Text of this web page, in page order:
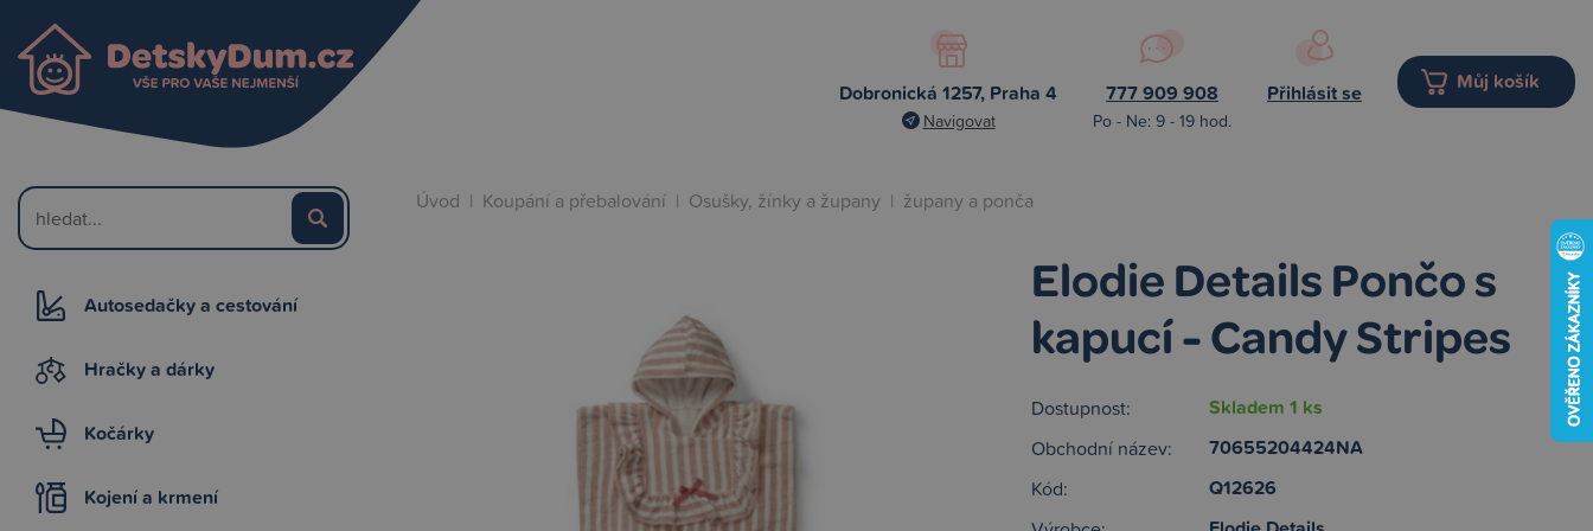
Dobronická 1257, Praha 4
Navigovat
777 909 908
Po - Ne: 9 - 19 hod.
Přihlásit se Můj košík
Autosedačky a cestování
Hračky a dárky
Kočárky
Kojení a krmení
Úvod | Koupání a přebalování | Osušky, žínky a župany | župany a ponča
Elodie Details Pončo s
kapucí - Candy Stripes
Dostupnost: Skladem 1 ks
Obchodní název: 70655204424NA
Kód: Q12626